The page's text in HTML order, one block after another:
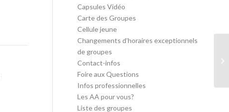
Capsules Vidéo
Carte des Groupes
Cellule jeune
Changements d’horaires exceptionnels
de groupes
Contact-infos
Foire aux Questions
Infos professionnelles
Les AA pour vous?
Liste des groupes